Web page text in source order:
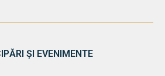
ȘI EVENIMENTE